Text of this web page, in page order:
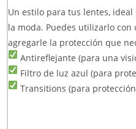
Un estilo para tus lentes,
la moda. Puedes utilizarlo
agregarle la protección que
Antireflejante (para una
Filtro de luz azul (para
Transitions (para